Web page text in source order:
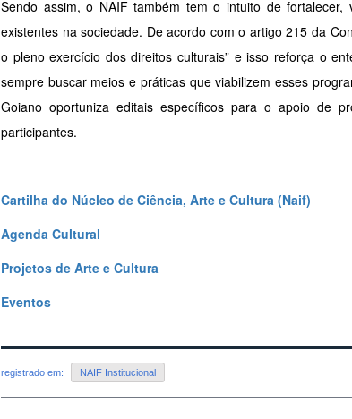
Sendo assim, o NAIF também tem o intuito de
existentes na sociedade. De acordo com o artigo 215 da
o pleno exercício dos direitos culturais” e isso reforça o
sempre buscar meios e práticas que viabilizem esses
Goiano oportuniza editais específicos para o apoio de
participantes.
Cartilha do Núcleo de Ciência, Arte e Cultura (Naif)
Agenda Cultural
Projetos de Arte e Cultura
Eventos
registrado em: NAIF Institucional